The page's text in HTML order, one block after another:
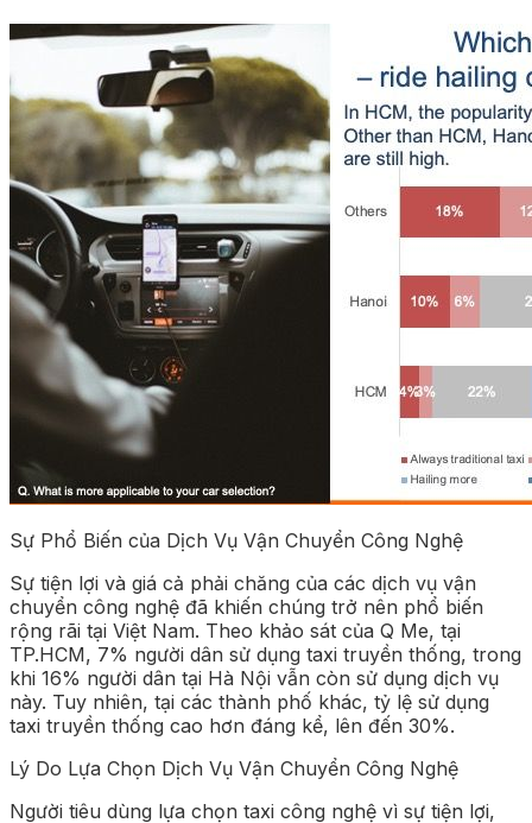
Sự Phổ Biến của Dịch Vụ Vận Chuyển Công Nghệ
Sự tiện lợi và giá cả phải chăng của các dịch vụ vận
chuyển công nghệ đã khiến chúng trở nên phổ biến
rộng rãi tại Việt Nam. Theo khảo sát của Q Me, tại
TP.HCM, 7% người dân sử dụng taxi truyền thống, trong
khi 16% người dân tại Hà Nội vẫn còn sử dụng dịch vụ
này. Tuy nhiên, tại các thành phố khác, tỷ lệ sử dụng
taxi truyền thống cao hơn đáng kể, lên đến 30%.
Lý Do Lựa Chọn Dịch Vụ Vận Chuyển Công Nghệ
Người tiêu dùng lựa chọn taxi công nghệ vì sự tiện lợi,